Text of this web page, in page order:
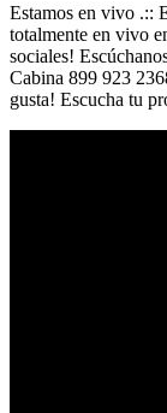
Estamos en vivo .::
totalmente en vivo
sociales!
Cabina 899 923
gusta! Escucha tu